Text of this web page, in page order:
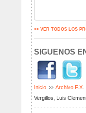
<< VER TODOS LOS
SIGUENOS
Inicio Archivo F.X.
Vergillos, Luis